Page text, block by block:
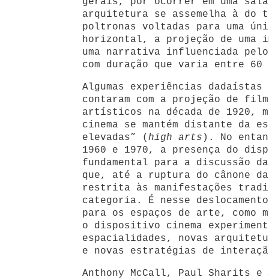
arquitetura se assemelha à
poltronas voltadas para uma
horizontal, a projeção de uma
uma narrativa influenciada
com duração que varia entre 60
Algumas experiências
contaram com a projeção de
artísticos na década de 1920,
cinema se mantém distante da
elevadas” ( high arts ). No
1960 e 1970, a presença do
fundamental para a discussão
que, até a ruptura do cânone
restrita às manifestações
categoria. É nesse
para os espaços de arte, como
o dispositivo cinema
espacialidades, novas
e novas estratégias de
Anthony McCall, Paul Sharits e